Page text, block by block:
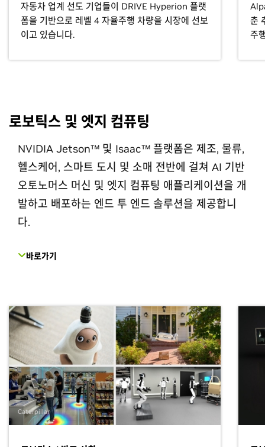
자동차 업계 선도 기업들이 DRIVE Hyperion 플랫
폼을 기반으로 레벨 4 자율주행 차량을 시장에 선보
이고 있습니다.
춘
주
로보틱스 및 엣지 컴퓨팅
NVIDIA Jetson™ 및 Isaac™ 플랫폼은 제조, 물류,
헬스케어, 스마트 도시 및 소매 전반에 걸쳐 AI 기반
오토노머스 머신 및 엣지 컴퓨팅 애플리케이션을 개
발하고 배포하는 엔드 투 엔드 솔루션을 제공합니
다.
바로가기
Caterpillar